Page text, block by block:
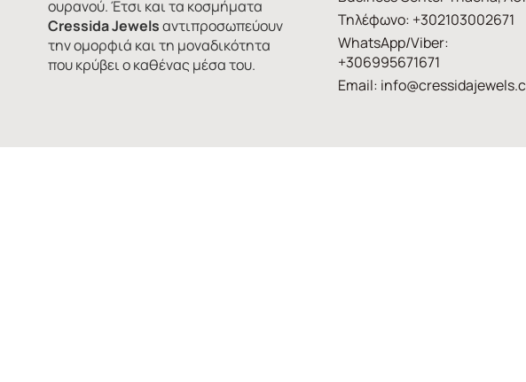
ουρανού. Έτσι και τα κοσμήματα
Cressida Jewelsαντιπροσωπεύουν
την ομορφιά και τη μοναδικότητα
που κρύβει ο καθένας μέσα του.
Τηλέφωνο: +302103002671
WhatsApp/Viber:
+306995671671
Email: